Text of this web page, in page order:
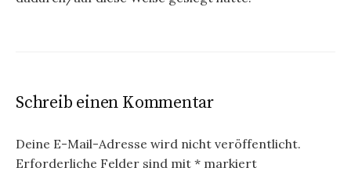
Schreib einen Kommentar
Deine E-Mail-Adresse wird nicht veröffentlicht.
Erforderliche Felder sind mit * markiert